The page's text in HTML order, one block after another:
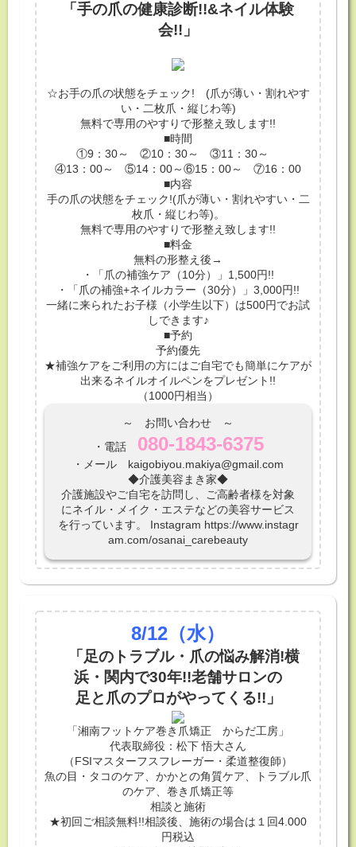
「手の爪の健康診断!!&ネイル体験
会!!」
☆お手の爪の状態をチェック! (爪が薄い・割れやす
い・二枚爪・縦じわ等)
無料で専用のやすりで形整え致します!!
■時間
①9：30～ ②10：30～ ③11：30～
④13：00～ ⑤14：00～⑥15：00～ ⑦16：00
■内容
手の爪の状態をチェック!(爪が薄い・割れやすい・二
枚爪・縦じわ等)。
無料で専用のやすりで形整え致します!!
■料金
無料の形整え後→
・「爪の補強ケア（10分）」1,500円!!
・「爪の補強+ネイルカラー（30分）」3,000円!!
一緒に来られたお子様（小学生以下）は500円でお試
しできます♪
■予約
予約優先
★補強ケアをご利用の方にはご自宅でも簡単にケアが
出来るネイルオイルペンをプレゼント!!
（1000円相当）
～ お問い合わせ ～
・電話 080-1843-6375
・メール kaigobiyou.makiya@gmail.com
◆介護美容まき家◆
介護施設やご自宅を訪問し、ご高齢者様を対象
にネイル・メイク・エステなどの美容サービス
を行っています。 Instagram https://www.instagr
am.com/osanai_carebeauty
8/12 （水）
「足のトラブル・爪の悩み解消!横
浜・関内で30年!!老舗サロンの
足と爪のプロがやってくる!!」
「湘南フットケア巻き爪矯正 からだ工房」
代表取締役：松下 悟大さん
（FSIマスターフスフレーガー・柔道整復師）
魚の目・タコのケア、かかとの角質ケア、トラブル爪
のケア、巻き爪矯正等
相談と施術
★初回ご相談無料!!相談後、施術の場合は１回4.000
円税込